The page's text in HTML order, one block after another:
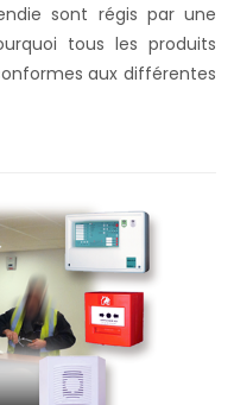
sont régis par une
tous les produits
aux différentes